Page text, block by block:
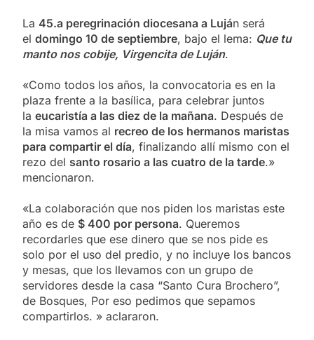
La 45.a peregrinación diocesana a Luján será
el domingo 10 de septiembre, bajo el lema: Que tu
manto nos cobije, Virgencita de Luján.
«Como todos los años, la convocatoria es en la
plaza frente a la basílica, para celebrar juntos
la eucaristía a las diez de la mañana. Después de
la misa vamos al recreo de los hermanos maristas
para compartir el día, finalizando allí mismo con el
rezo del santo rosario a las cuatro de la tarde.»
mencionaron.
«La colaboración que nos piden los maristas este
año es de $ 400 por persona. Queremos
recordarles que ese dinero que se nos pide es
solo por el uso del predio, y no incluye los bancos
y mesas, que los llevamos con un grupo de
servidores desde la casa “Santo Cura Brochero”,
de Bosques, Por eso pedimos que sepamos
compartirlos. » aclararon.